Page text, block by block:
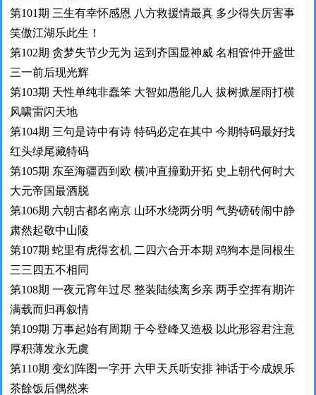
第101期 三生有幸怀感恩 八方救援情最真 多少得失厉害事
笑傲江湖乐此生！
第102期 贪梦失节少无为 运到齐国显神威 名相管仲开盛世
三一前后现光辉
第103期 天性单纯非蠢笨 大智如愚能几人 拔树掀屋雨打横
风啸雷闪天地
第104期 三句是诗中有诗 特码必定在其中 今期特码最好找
红头绿尾藏特码
第105期 东至海疆西到欧 横冲直撞勤开拓 史上朝代何时大
大元帝国最酒脱
第106期 六朝古都名南京 山环水绕两分明 气势磅砖闹中静
肃然起敬中山陵
第107期 蛇里有虎得玄机 二四六合开本期 鸡狗本是同根生
三三四五不相同
第108期 一夜元宵年过尽 整装陆续离乡亲 两手空挥有期许
满载而归再叙情
第109期 万事起始有周期 于今登峰又造极 以此形容君注意
厚积薄发永无虞
第110期 变幻阵图一字开 六甲天兵听安排 神话于今成娱乐
茶餘饭后偶然来